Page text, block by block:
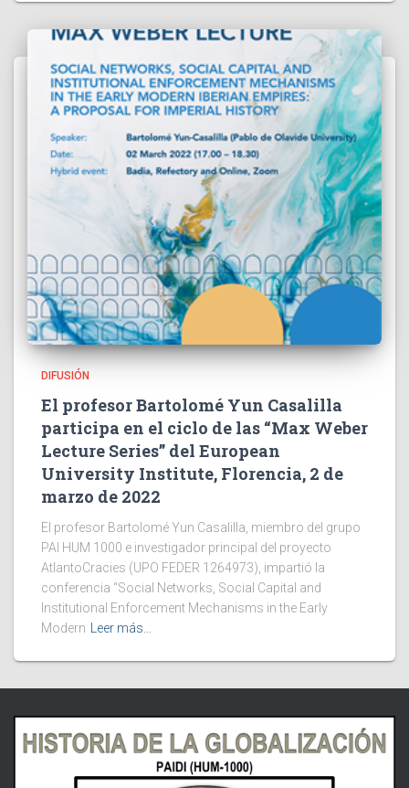
DIFUSIÓN
El profesor Bartolomé Yun Casalilla
participa en el ciclo de las “Max Weber
Lecture Series” del European
University Institute, Florencia, 2 de
marzo de 2022
El profesor Bartolomé Yun Casalilla, miembro del grupo
PAI HUM 1000 e investigador principal del proyecto
AtlantoCracies (UPO FEDER 1264973), impartió la
conferencia “Social Networks, Social Capital and
Institutional Enforcement Mechanisms in the Early
Modern
Leer más…